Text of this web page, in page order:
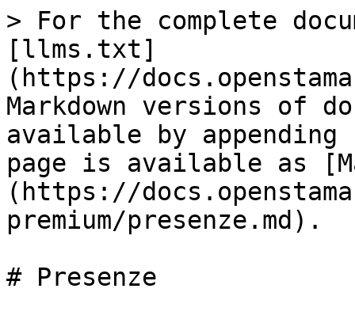
> For the complete
[llms.txt]
(https://
Markdown versions of
available by
page is available as
(https://
premium/presenze.md).
# Presenze